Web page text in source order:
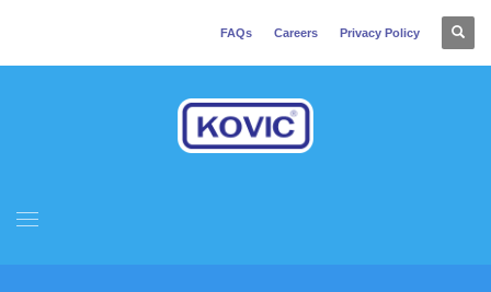
FAQs Careers Privacy Policy